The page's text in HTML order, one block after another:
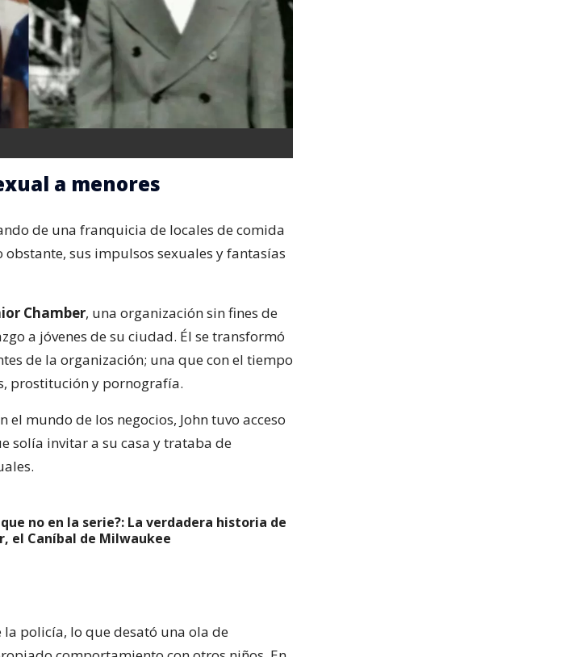
a menores
de una franquicia de locales de comida
sus impulsos sexuales y fantasías
Chamber, una organización sin fines de
a jóvenes de su ciudad. Él se transformó
de la organización; una que con el tiempo
prostitución y pornografía.
mundo de los negocios, John tuvo acceso
solía invitar a su casa y trataba de
no en la serie?: La verdadera historia de
el Caníbal de Milwaukee
policía, lo que desató una ola de